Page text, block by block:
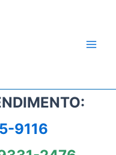
9116